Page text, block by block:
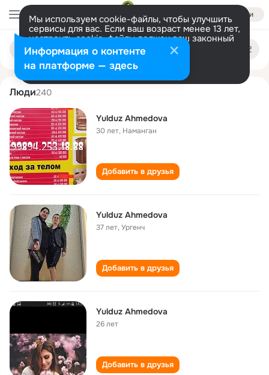
Войти
Мы используем cookie-файлы, чтобы улучшить
сервисы для вас. Если ваш возраст менее 13 лет,
настроить cookie-файлы должен ваш законный
представитель. Больше информации
Разрешить все Настроить
Поиск
людям
yulduz ahmedova
Люди240
Yulduz Ahmedova
30 лет, Наманган
Добавить в друзья
Yulduz Ahmedova
37 лет,Ургенч
Добавить в друзья
Yulduz Ahmedova
26 лет
Добавить в друзья
Информация о контенте
на платформе — здесь